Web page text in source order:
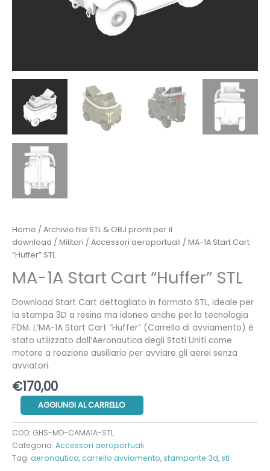
Home / Archivio file STL & OBJ pronti per il
download / Militari / Accessori aeroportuali / MA-1A Start Cart
“Huffer” STL
MA-1A Start Cart “Huffer” STL
Download Start Cart dettagliato in formato STL, ideale per
la stampa 3D a resina ma idoneo anche per la tecnologia
FDM. L’MA-1A Start Cart “Huffer” (Carrello di avviamento) è
stato utilizzato dall’Aeronautica degli Stati Uniti come
motore a reazione ausiliario per avviare gli aerei senza
avviatori.
€170,00
MA-
Start
Cart
"Huffer"
STL
AGGIUNGI AL CARRELLO
COD: GHS-MD-CAMA1A-STL
Categoria: Accessori aeroportuali
Tag: aeronautica,carrello avviamento,stampante 3d,stl